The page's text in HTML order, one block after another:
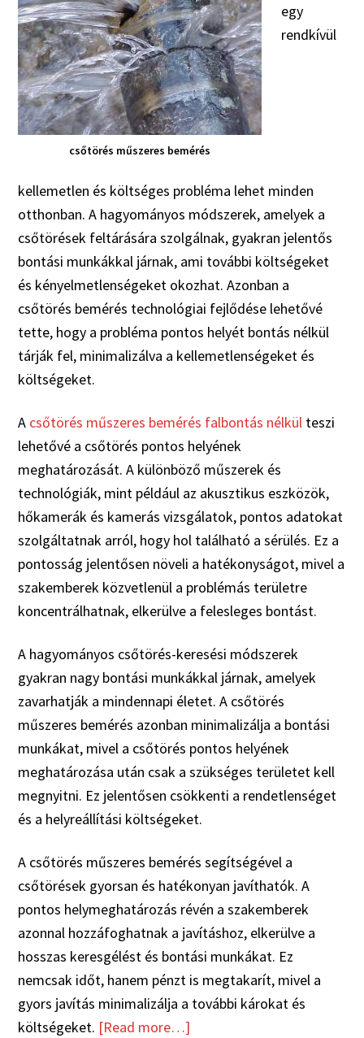
csőtörés műszeres bemérés
egy
rendkívül
kellemetlen és költséges probléma lehet minden
otthonban. A hagyományos módszerek, amelyek a
csőtörések feltárására szolgálnak, gyakran jelentős
bontási munkákkal járnak, ami további költségeket
és kényelmetlenségeket okozhat. Azonban a
csőtörés bemérés technológiai fejlődése lehetővé
tette, hogy a probléma pontos helyét bontás nélkül
tárják fel, minimalizálva a kellemetlenségeket és
költségeket.
A csőtörés műszeres bemérés falbontás nélkül teszi
lehetővé a csőtörés pontos helyének
meghatározását. A különböző műszerek és
technológiák, mint például az akusztikus eszközök,
hőkamerák és kamerás vizsgálatok, pontos adatokat
szolgáltatnak arról, hogy hol található a sérülés. Ez a
pontosság jelentősen növeli a hatékonyságot, mivel a
szakemberek közvetlenül a problémás területre
koncentrálhatnak, elkerülve a felesleges bontást.
A hagyományos csőtörés-keresési módszerek
gyakran nagy bontási munkákkal járnak, amelyek
zavarhatják a mindennapi életet. A csőtörés
műszeres bemérés azonban minimalizálja a bontási
munkákat, mivel a csőtörés pontos helyének
meghatározása után csak a szükséges területet kell
megnyitni. Ez jelentősen csökkenti a rendetlenséget
és a helyreállítási költségeket.
A csőtörés műszeres bemérés segítségével a
csőtörések gyorsan és hatékonyan javíthatók. A
pontos helymeghatározás révén a szakemberek
azonnal hozzáfoghatnak a javításhoz, elkerülve a
hosszas keresgélést és bontási munkákat. Ez
nemcsak időt, hanem pénzt is megtakarít, mivel a
gyors javítás minimalizálja a további károkat és
költségeket. [Read more…]